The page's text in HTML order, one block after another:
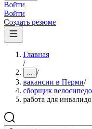
Войти
Войти
Создать резюме
Главная
/
... /
вакансии в Перми/
сборщик
работа для